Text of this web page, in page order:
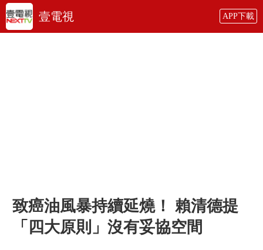
壹電視 APP下載
致癌油風暴持續延燒！ 賴清德提
「四大原則」沒有妥協空間